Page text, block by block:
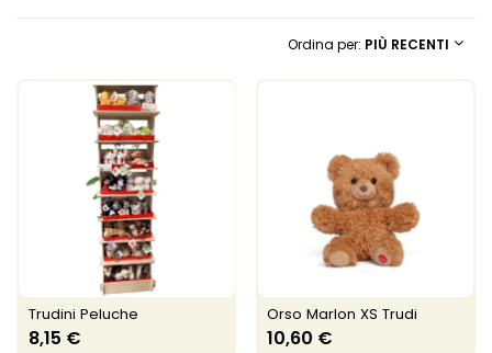
Ordina per: PIÙ RECENTI
Trudini Peluche
8,15 €
Orso Marlon XS Trudi
10,60 €